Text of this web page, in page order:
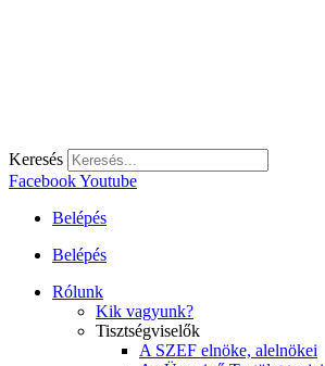
Keresés
FacebookYoutube
Belépés
Belépés
Rólunk
Kik vagyunk?
Tisztségviselők
A SZEF elnöke, alelnökei